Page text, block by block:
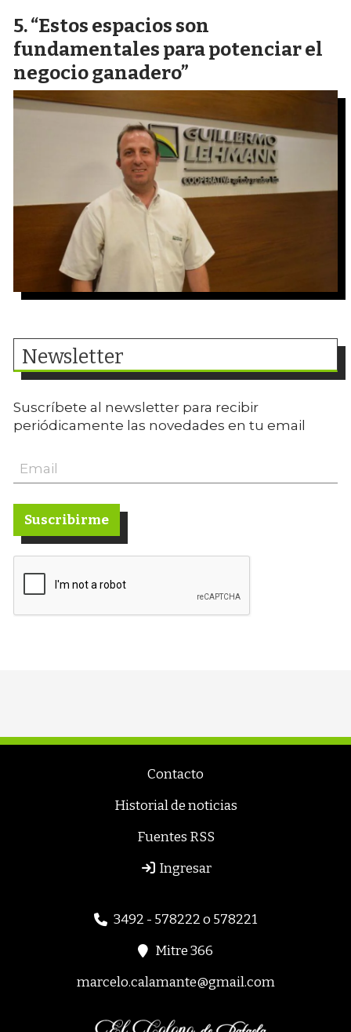
“Estos espacios son
fundamentales para potenciar el
negocio ganadero”
Newsletter
Suscríbete al newsletter para recibir
periódicamente las novedades en tu email
Suscribirme
Contacto
Historial de noticias
Fuentes RSS
Ingresar
3492 - 578222 o 578221
Mitre 366
marcelo.calamante@gmail.com